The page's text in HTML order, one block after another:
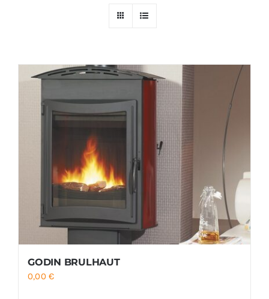
Foyers
Cuisinières
GODIN BRULHAUT
0,00€